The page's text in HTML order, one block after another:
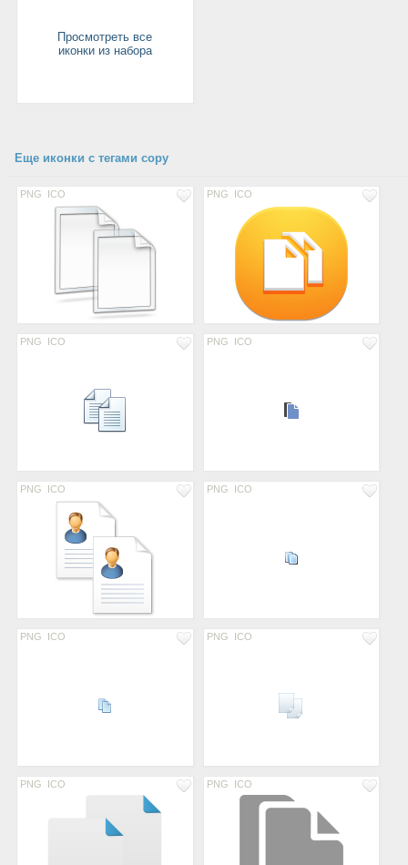
Просмотреть все
иконки из набора
Еще иконки с тегами copy
PNG ICO PNG ICO
PNG ICO PNG ICO
PNG ICO PNG ICO
PNG ICO PNG ICO
PNG ICO PNG ICO